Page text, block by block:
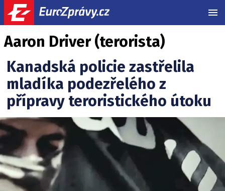
Aaron Driver (terorista)
Kanadská policie zastřelila
mladíka podezřelého z
přípravy teroristického útoku